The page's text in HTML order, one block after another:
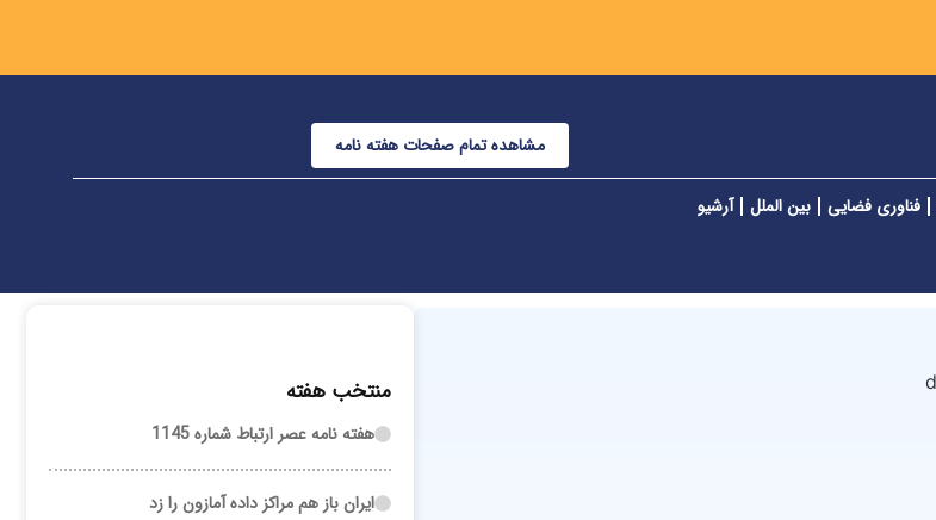
مشاهده تمام صفحات هفته نامه
فناوری فضایی بین الملل آرشیو
منتخب هفته
هفته نامه عصر ارتباط شماره 1145
ایران باز هم مراکز داده آمازون را زد